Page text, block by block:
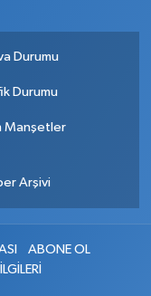
Durumu
Durumu
Manşetler
Arşivi
ABONE OL